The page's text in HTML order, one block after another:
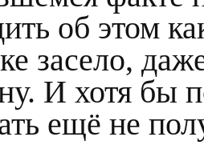
об этом
засело,
И хотя бы
ещё не